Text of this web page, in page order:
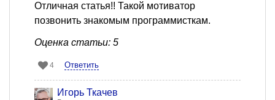
Отличная статья!! Такой мотиватор
позвонить знакомым программисткам.
Оценка статьи: 5
4 Ответить
Игорь Ткачев